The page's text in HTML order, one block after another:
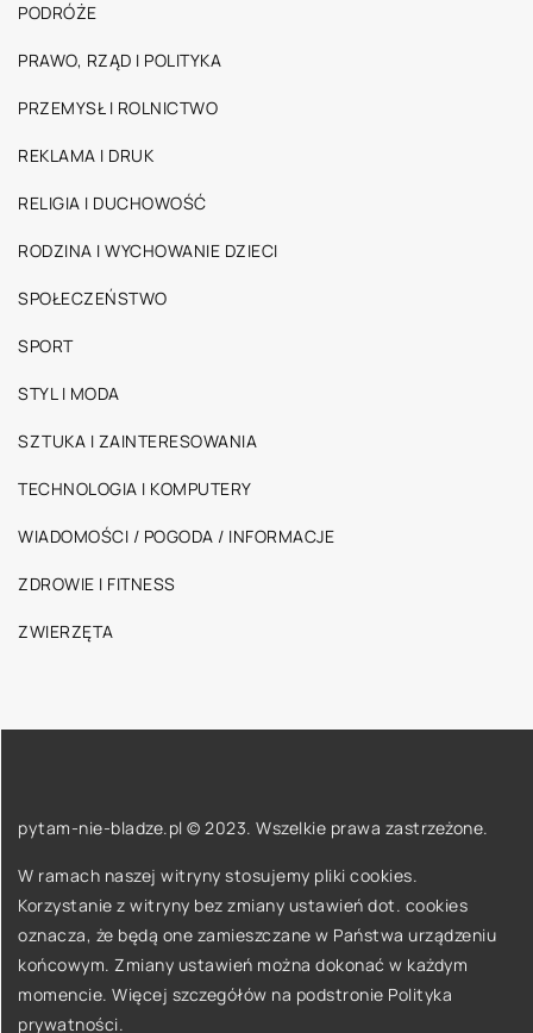
PODRÓŻE
PRAWO, RZĄD I POLITYKA
PRZEMYSŁ I ROLNICTWO
REKLAMA I DRUK
RELIGIA I DUCHOWOŚĆ
RODZINA I WYCHOWANIE DZIECI
SPOŁECZEŃSTWO
SPORT
STYL I MODA
SZTUKA I ZAINTERESOWANIA
TECHNOLOGIA I KOMPUTERY
WIADOMOŚCI / POGODA / INFORMACJE
ZDROWIE I FITNESS
ZWIERZĘTA
pytam-nie-bladze.pl © 2023. Wszelkie prawa zastrzeżone.
W ramach naszej witryny stosujemy pliki cookies.
Korzystanie z witryny bez zmiany ustawień dot. cookies
oznacza, że będą one zamieszczane w Państwa urządzeniu
końcowym. Zmiany ustawień można dokonać w każdym
momencie. Więcej szczegółów na podstronie Polityka
prywatności.